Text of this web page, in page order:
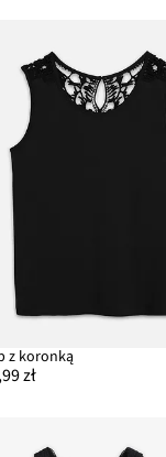
z koronką
zł